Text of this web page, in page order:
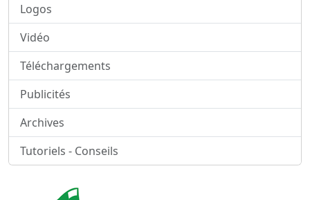
Logos
Vidéo
Téléchargements
Publicités
Archives
Tutoriels - Conseils